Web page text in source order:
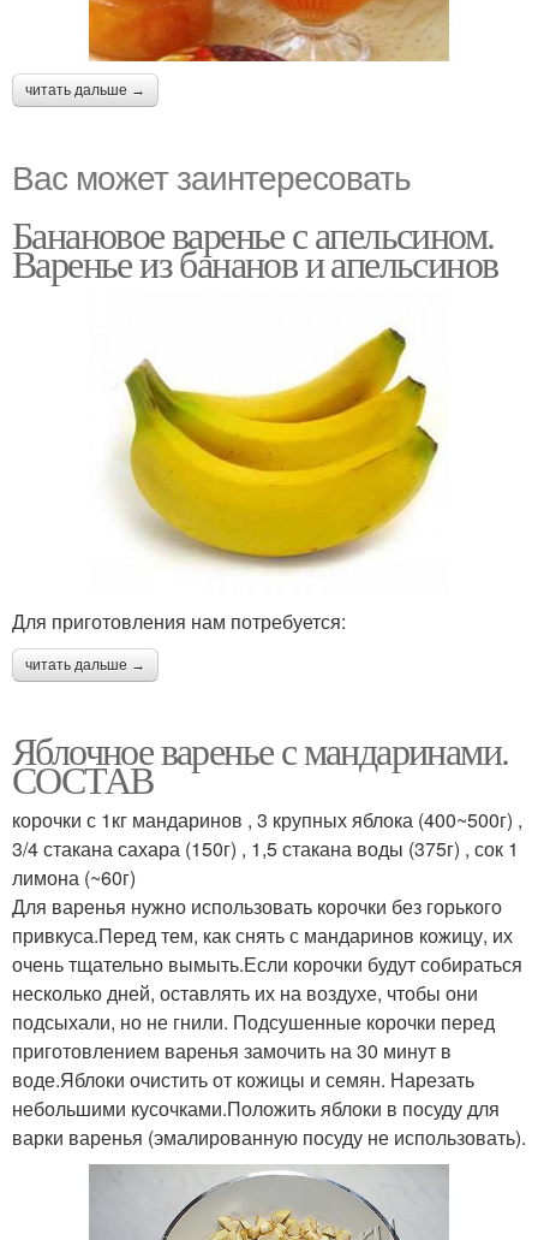
читать дальше →
Вас может заинтересовать
Банановое варенье с апельсином.
Варенье из бананов и апельсинов
Для приготовления нам потребуется:
читать дальше →
Яблочное варенье с мандаринами.
СОСТАВ
корочки с 1кг мандаринов , 3 крупных яблока (400~500г) ,
3/4 стакана сахара (150г) , 1,5 стакана воды (375г) , сок 1
лимона (~60г)
Для варенья нужно использовать корочки без горького
привкуса.Перед тем, как снять с мандаринов кожицу, их
очень тщательно вымыть.Если корочки будут собираться
несколько дней, оставлять их на воздухе, чтобы они
подсыхали, но не гнили. Подсушенные корочки перед
приготовлением варенья замочить на 30 минут в
воде.Яблоки очистить от кожицы и семян. Нарезать
небольшими кусочками.Положить яблоки в посуду для
варки варенья (эмалированную посуду не использовать).